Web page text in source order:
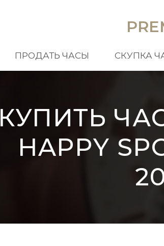
ПРОДАТЬ ЧАСЫ СКУПКА
КУПИТЬ
HAPPY